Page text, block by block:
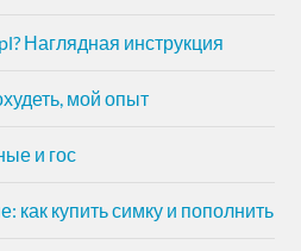
Наглядная инструкция
мой опыт
и гос
как купить симку и пополнить